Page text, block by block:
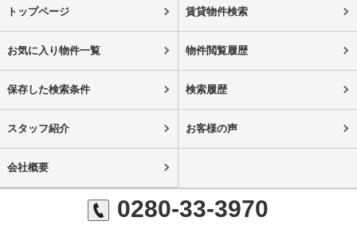
トップページ 賃貸物件検索
お気に入り物件一覧 物件閲覧履歴
保存した検索条件 検索履歴
スタッフ紹介 お客様の声
会社概要
0280-33-3970